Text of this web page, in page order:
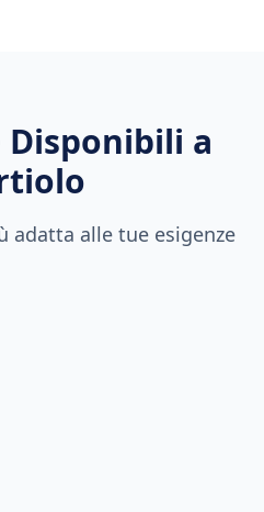
Disponibili a
adatta alle tue esigenze